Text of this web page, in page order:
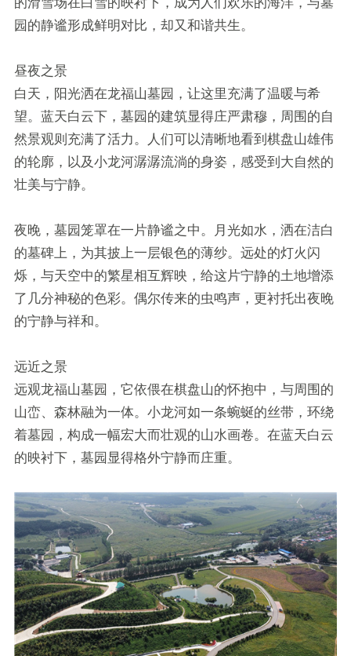
的滑雪场在白雪的映衬下，成为人们欢乐的海洋，与墓
园的静谧形成鲜明对比，却又和谐共生。
昼夜之景
白天，阳光洒在龙福山墓园，让这里充满了温暖与希
望。蓝天白云下，墓园的建筑显得庄严肃穆，周围的自
然景观则充满了活力。人们可以清晰地看到棋盘山雄伟
的轮廓，以及小龙河潺潺流淌的身姿，感受到大自然的
壮美与宁静。
夜晚，墓园笼罩在一片静谧之中。月光如水，洒在洁白
的墓碑上，为其披上一层银色的薄纱。远处的灯火闪
烁，与天空中的繁星相互辉映，给这片宁静的土地增添
了几分神秘的色彩。偶尔传来的虫鸣声，更衬托出夜晚
的宁静与祥和。
远近之景
远观龙福山墓园，它依偎在棋盘山的怀抱中，与周围的
山峦、森林融为一体。小龙河如一条蜿蜒的丝带，环绕
着墓园，构成一幅宏大而壮观的山水画卷。在蓝天白云
的映衬下，墓园显得格外宁静而庄重。